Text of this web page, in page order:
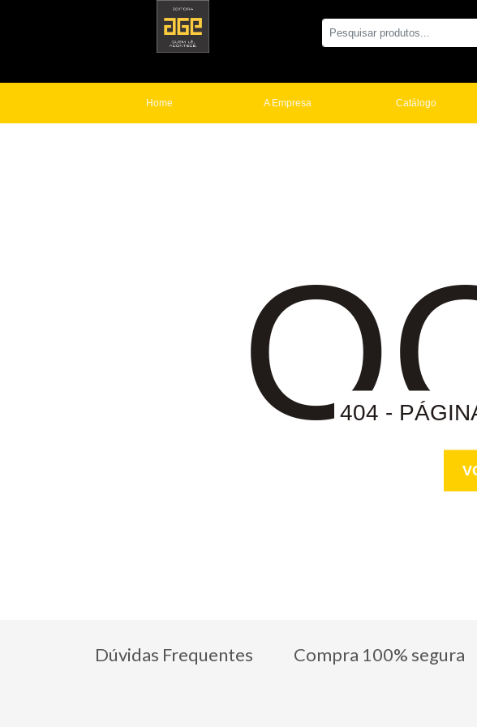
Home A Empresa Catálogo
404 -
Dúvidas Frequentes Compra 100% segura